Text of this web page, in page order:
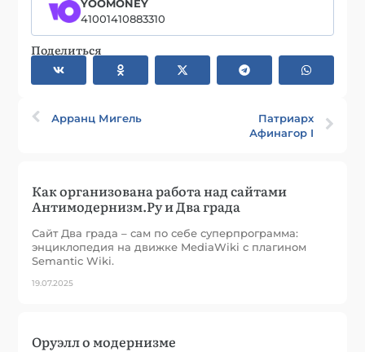
YOOMONEY
41001410883310
Поделиться
Арранц Мигель
Патриарх
Афинагор I
Как организована работа над сайтами
Антимодернизм.Ру и Два града
Сайт Два града – сам по себе суперпрограмма:
энциклопедия на движке MediaWiki с плагином
Semantic Wiki.
19.07.2025
Оруэлл о модернизме